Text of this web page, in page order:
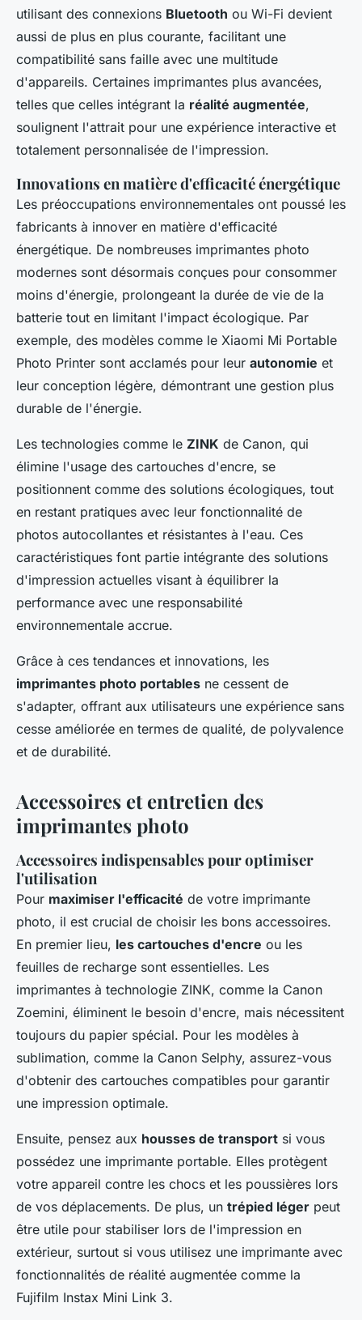
utilisant des connexions Bluetooth ou Wi-Fi devient
aussi de plus en plus courante, facilitant une
compatibilité sans faille avec une multitude
d'appareils. Certaines imprimantes plus avancées,
telles que celles intégrant la réalité augmentée,
soulignent l'attrait pour une expérience interactive et
totalement personnalisée de l'impression.
Innovations en matière d'efficacité énergétique
Les préoccupations environnementales ont poussé les
fabricants à innover en matière d'efficacité
énergétique. De nombreuses imprimantes photo
modernes sont désormais conçues pour consommer
moins d'énergie, prolongeant la durée de vie de la
batterie tout en limitant l'impact écologique. Par
exemple, des modèles comme le Xiaomi Mi Portable
Photo Printer sont acclamés pour leur autonomie et
leur conception légère, démontrant une gestion plus
durable de l'énergie.
Les technologies comme le ZINK de Canon, qui
élimine l'usage des cartouches d'encre, se
positionnent comme des solutions écologiques, tout
en restant pratiques avec leur fonctionnalité de
photos autocollantes et résistantes à l'eau. Ces
caractéristiques font partie intégrante des solutions
d'impression actuelles visant à équilibrer la
performance avec une responsabilité
environnementale accrue.
Grâce à ces tendances et innovations, les
imprimantes photo portables ne cessent de
s'adapter, offrant aux utilisateurs une expérience sans
cesse améliorée en termes de qualité, de polyvalence
et de durabilité.
Accessoires et entretien des
imprimantes photo
Accessoires indispensables pour optimiser
l'utilisation
Pour maximiser l'efficacité de votre imprimante
photo, il est crucial de choisir les bons accessoires.
En premier lieu, les cartouches d'encre ou les
feuilles de recharge sont essentielles. Les
imprimantes à technologie ZINK, comme la Canon
Zoemini, éliminent le besoin d'encre, mais nécessitent
toujours du papier spécial. Pour les modèles à
sublimation, comme la Canon Selphy, assurez-vous
d'obtenir des cartouches compatibles pour garantir
une impression optimale.
Ensuite, pensez aux housses de transport si vous
possédez une imprimante portable. Elles protègent
votre appareil contre les chocs et les poussières lors
de vos déplacements. De plus, un trépied léger peut
être utile pour stabiliser lors de l'impression en
extérieur, surtout si vous utilisez une imprimante avec
fonctionnalités de réalité augmentée comme la
Fujifilm Instax Mini Link 3.